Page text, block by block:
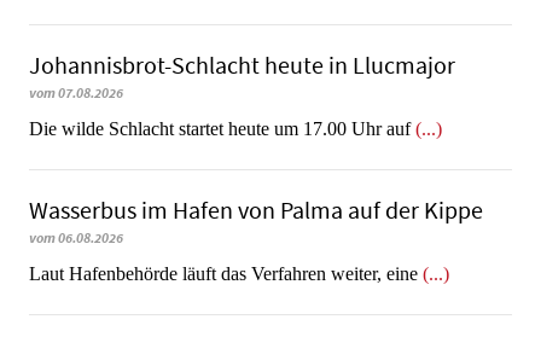
Johannisbrot-Schlacht heute in Llucmajor
vom 07.08.2026
Die wilde Schlacht startet heute um 17.00 Uhr auf(...)
Wasserbus im Hafen von Palma auf der Kippe
vom 06.08.2026
Laut Hafenbehörde läuft das Verfahren weiter, eine (...)